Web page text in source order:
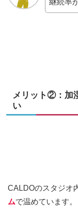
メリット②：加
い
CALDOのスタジオ
ムで温めています。